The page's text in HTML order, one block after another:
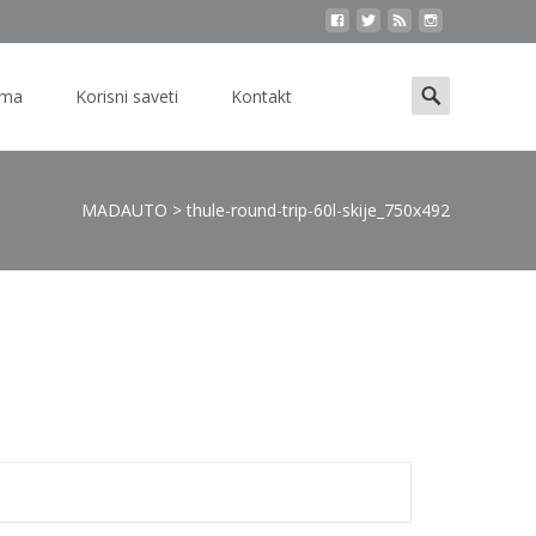
Korisni saveti Kontakt
Search
for:
MADAUTO > thule-round-trip-60l-skije_750x492